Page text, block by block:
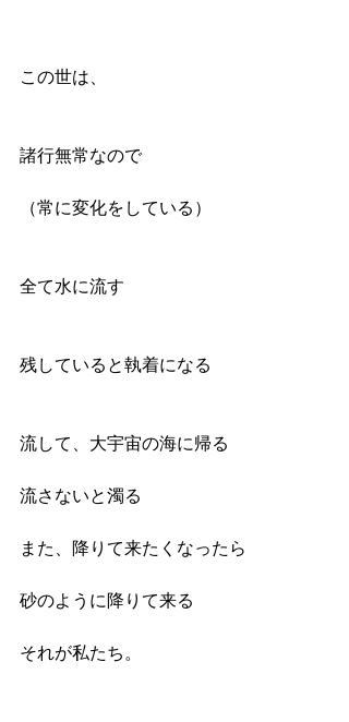
この世は、
諸行無常なので
（常に変化をしている）
全て水に流す
残していると執着になる
流して、大宇宙の海に帰る
流さないと濁る
また、降りて来たくなったら
砂のように降りて来る
それが私たち。